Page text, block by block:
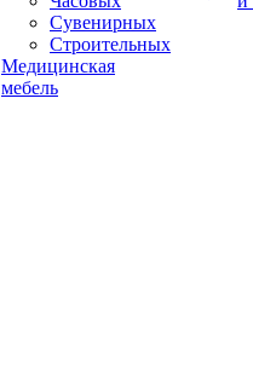
Сувенирных
Строительных
Медицинская
мебель